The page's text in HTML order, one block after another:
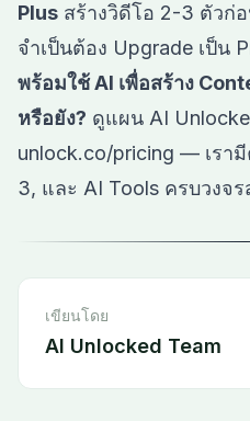
Plus สร้างวิดีโอ 2-3 ตัวก่
จำเป็นต้อง Upgrade เป็น
พร้อมใช้ AI เพื่อสร้าง
หรือยัง? ดูแผน AI
unlock.co/pricing — เรามี
3, และ AI Tools ครบวงจ
เขียนโดย
AI Unlocked Team